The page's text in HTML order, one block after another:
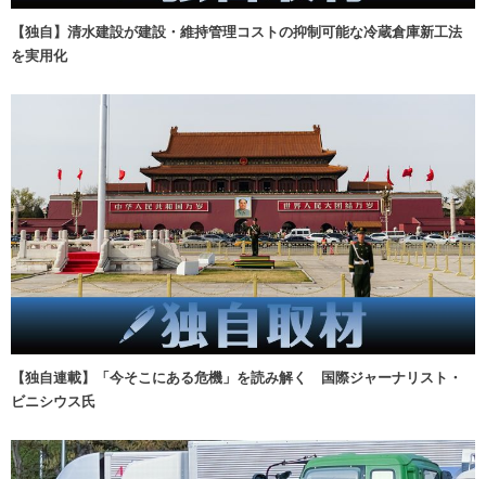
【独自】清水建設が建設・維持管理コストの抑制可能な冷蔵倉庫新工法
を実用化
【独自連載】「今そこにある危機」を読み解く 国際ジャーナリスト・
ビニシウス氏